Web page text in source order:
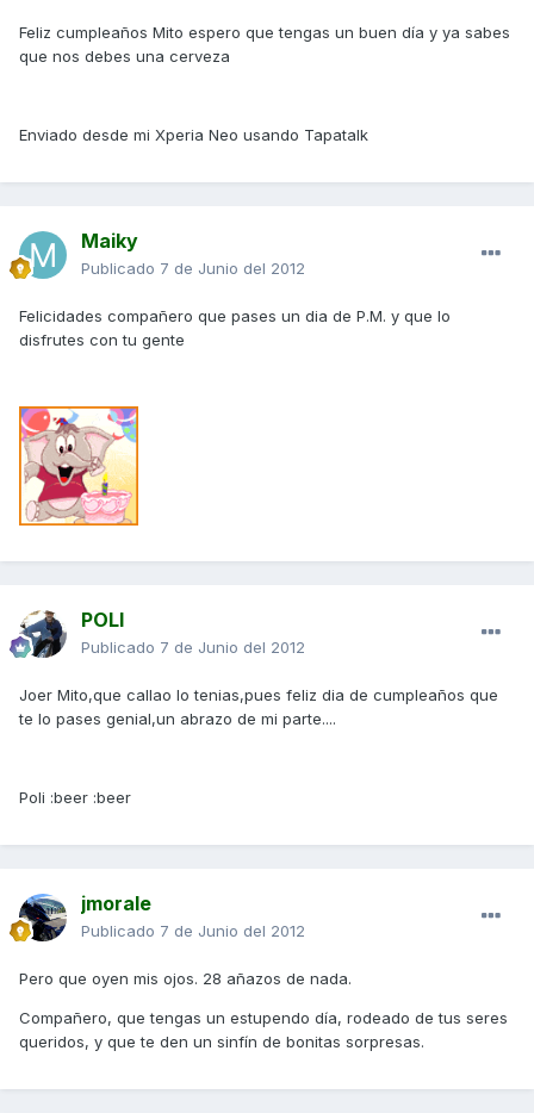
Feliz cumpleaños Mito espero que tengas un buen día y ya sabes
que nos debes una cerveza
Enviado desde mi Xperia Neo usando Tapatalk
Maiky
Publicado 7 de Junio del 2012
Felicidades compañero que pases un dia de P.M. y que lo
disfrutes con tu gente
POLI
Publicado 7 de Junio del 2012
Joer Mito,que callao lo tenias,pues feliz dia de cumpleaños que
te lo pases genial,un abrazo de mi parte....
Poli :beer :beer
jmorale
Publicado 7 de Junio del 2012
Pero que oyen mis ojos. 28 añazos de nada.
Compañero, que tengas un estupendo día, rodeado de tus seres
queridos, y que te den un sinfín de bonitas sorpresas.